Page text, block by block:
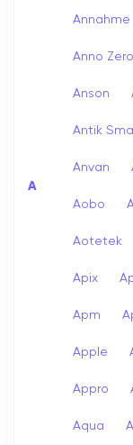
A
Annahme
Anno
Anson
Antik
Anvan
Aobo
Aotetek
Apix
Apm
Apple
Appro
Aqua